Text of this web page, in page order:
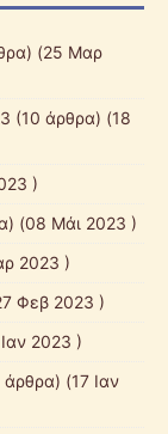
(25 Μαρ
(10 άρθρα) (18
)
(08 Μάι 2023 )
2023 )
Φεβ 2023 )
2023 )
άρθρα) (17 Ιαν